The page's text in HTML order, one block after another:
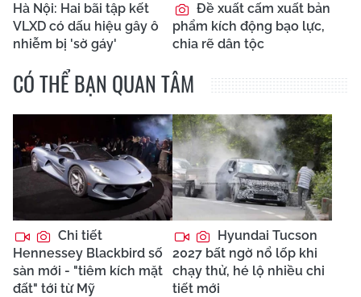
Hà Nội: Hai bãi tập kết
VLXD có dấu hiệu gây ô
nhiễm bị 'sờ gáy'
Đề xuất cấm xuất bản
phẩm kích động bạo lực,
chia rẽ dân tộc
CÓ THỂ BẠN QUAN TÂM
Chi tiết
Hennessey Blackbird số
sàn mới - "tiêm kích mặt
đất" tới từ Mỹ
Hyundai Tucson
2027 bất ngờ nổ lốp khi
chạy thử, hé lộ nhiều chi
tiết mới